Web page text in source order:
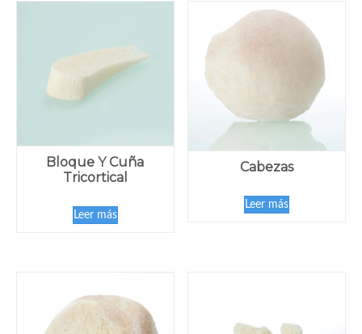
Bloque Y Cuña
Tricortical
Leer más
Cabezas
Leer más